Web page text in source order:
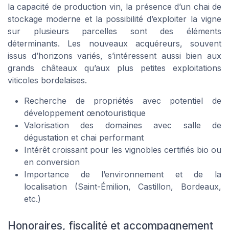
la capacité de production vin, la présence d’un chai de
stockage moderne et la possibilité d’exploiter la vigne
sur plusieurs parcelles sont des éléments
déterminants. Les nouveaux acquéreurs, souvent
issus d’horizons variés, s’intéressent aussi bien aux
grands châteaux qu’aux plus petites exploitations
viticoles bordelaises.
Recherche de propriétés avec potentiel de
développement œnotouristique
Valorisation des domaines avec salle de
dégustation et chai performant
Intérêt croissant pour les vignobles certifiés bio ou
en conversion
Importance de l’environnement et de la
localisation (Saint-Émilion, Castillon, Bordeaux,
etc.)
Honoraires, fiscalité et accompagnement